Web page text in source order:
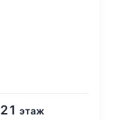
21 этаж